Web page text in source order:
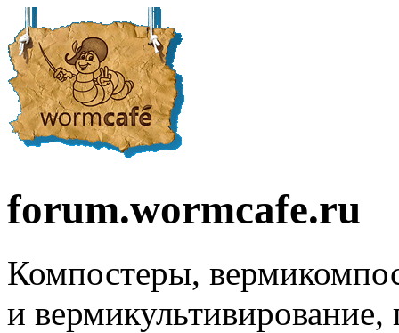
forum.wormcafe.ru
Компостеры,
и